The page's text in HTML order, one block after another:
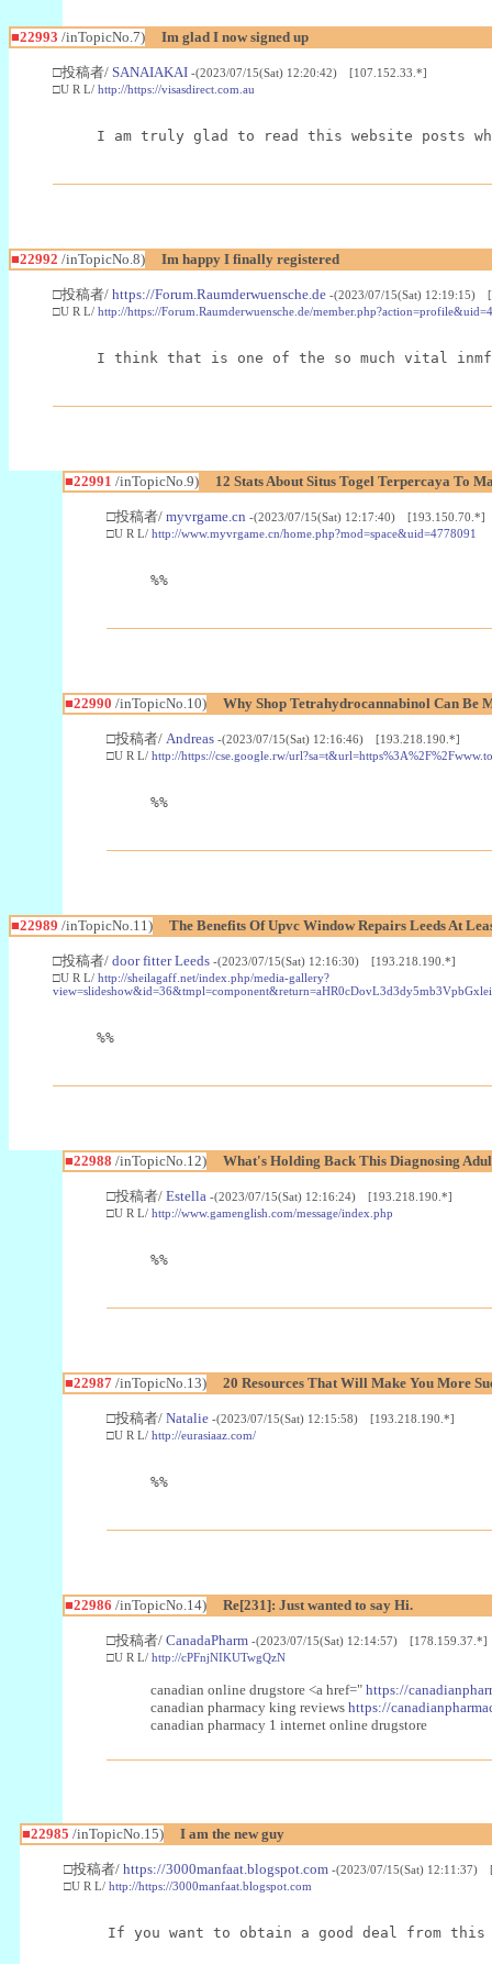
■22993 /inTopicNo.7) Im glad I now signed up
□投稿者/ SANAIAKAI -(2023/07/15(Sat) 12:20:42) [107.152.33.*]
□U R L/ http://https://visasdirect.com.au
I am truly glad to read this website posts
■22992 /inTopicNo.8) Im happy I finally registered
□投稿者/ https://Forum.Raumderwuensche.de -(2023/07/15(Sat) 12:19:15)
□U R L/ http://https://Forum.Raumderwuensche.de/
I think that is one of the so much vital
■22991 /inTopicNo.9) 12 Stats About Situs Togel Terpercaya To
□投稿者/ myvrgame.cn -(2023/07/15(Sat) 12:17:40) [193.150.70.*]
□U R L/ http://www.myvrgame.cn/home.php?mod=space&uid=4778091
%%
■22990 /inTopicNo.10) Why Shop Tetrahydrocannabinol Can Be
□投稿者/ Andreas -(2023/07/15(Sat) 12:16:46) [193.218.190.*]
□U R L/ http://https://cse.google.rw/
%%
■22989 /inTopicNo.11) The Benefits Of Upvc Window Repairs Leeds At
□投稿者/ door fitter Leeds -(2023/07/15(Sat) 12:16:30) [193.218.190.*]
□U R L/ http://sheilagaff.net/index.php/media-gallery?
%%
■22988 /inTopicNo.12) What's Holding Back This Diagnosing
□投稿者/ Estella -(2023/07/15(Sat) 12:16:24) [193.218.190.*]
□U R L/ http://www.gamenglish.com/message/index.php
%%
■22987/inTopicNo.13) 20 Resources That Will Make You More
□投稿者/ Natalie -(2023/07/15(Sat) 12:15:58) [193.218.190.*]
□U R L/ http://eurasiaaz.com/
%%
■22986 /inTopicNo.14) Re[231]: Just wanted to say Hi.
□投稿者/ CanadaPharm -(2023/07/15(Sat) 12:14:57) [178.159.37.*]
□U R L/ http://cPFnjNIKUTwgQzN
canadian online drugstore <a href=" https://
canadian pharmacy king reviews https://
canadian pharmacy 1 internet online drugstore
■22985 /inTopicNo.15) I am the new guy
□投稿者/ https://3000manfaat.blogspot.com -(2023/07/15(Sat) 12:11:37)
□U R L/ http://https://3000manfaat.blogspot.com
If you want to obtain a good deal from this